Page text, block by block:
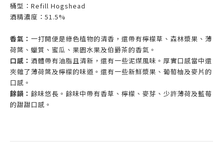
桶型： Refill Hogshead
酒精濃度： 51.5%
香氣： 一打開便是綠色植物的清香，還帶有檸檬草、森林漿果、薄
荷葉、蠟質、蜜瓜、果園水果及伯爵茶的香氣。
口感： 酒體帶有油脂且清新，還有一些泥煤風味。厚實口感當中還
夾雜了薄荷葉及檸檬的味道。還有一些新鮮漿果、葡萄柚及麥片的
口感。
餘韻： 餘味悠長。餘味中帶有香草、檸檬、麥芽、少許薄荷及藍莓
的甜甜口感。